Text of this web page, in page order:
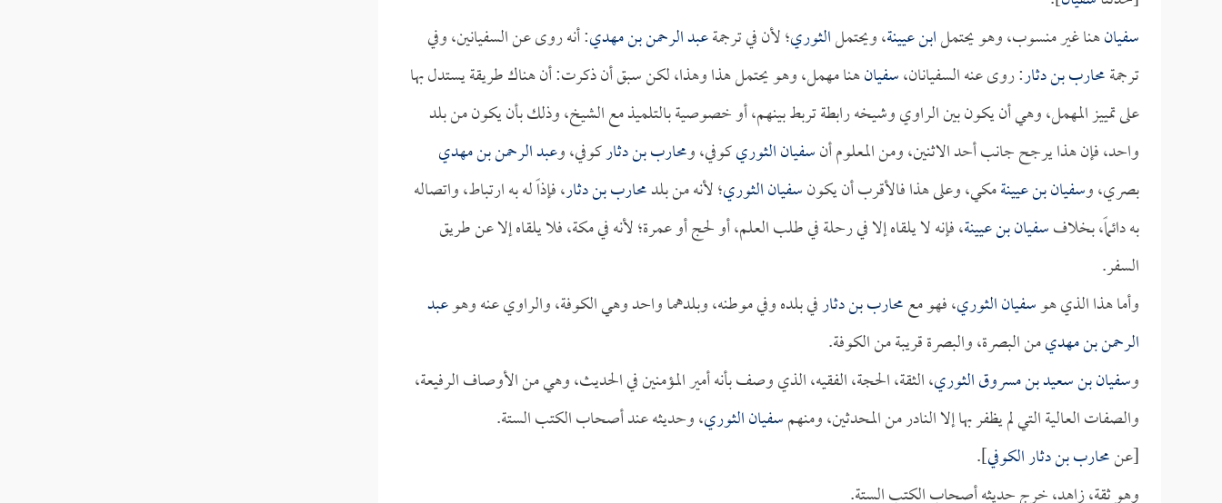
سفيانهنا غير منسوب، وهو يحتملابن عيينة، ويحتملالثوري؛ لأن في ترجمةعبد الرحمن بن مهدي: أنه روى عن السفيانين، وفي
ترجمةمحارب بن دثار: روى عنه السفيانان،سفيانهنا مهمل، وهو يحتمل هذا وهذا، لكن سبق أن ذكرت: أن هناك طريقة يستدل بها
على تمييز المهمل، وهي أن يكون بين الراوي وشيخه رابطة تربط بينهم، أو خصوصية بالتلميذ مع الشيخ، وذلك بأن يكون من بلد
واحد، فإن هذا يرجح جانب أحد الاثنين، ومن المعلوم أنسفيان الثوريكوفي، ومحارب بن دثاركوفي، وعبد الرحمن بن مهدي
بصري، وسفيان بن عيينةمكي، وعلى هذا فالأقرب أن يكونسفيان الثوري؛ لأنه من بلدمحارب بن دثار، فإذاً له به ارتباط، واتصاله
به دائماً، بخلافسفيان بن عيينة، فإنه لا يلقاه إلا في رحلة في طلب العلم، أو لحج أو عمرة؛ لأنه في مكة، فلا يلقاه إلا عن طريق
السفر.
وأما هذا الذي هوسفيان الثوري، فهو معمحارب بن دثارفي بلده وفي موطنه، وبلدهما واحد وهي الكوفة، والراوي عنه وهوعبد
الرحمن بن مهديمن البصرة، والبصرة قريبة من الكوفة.
وسفيان بن سعيد بن مسروق الثوري، الثقة، الحجة، الفقيه، الذي وصف بأنه أمير المؤمنين في الحديث، وهي من الأوصاف الرفيعة،
والصفات العالية التي لم يظفر بها إلا النادر من المحدثين، ومنهمسفيان الثوري، وحديثه عند أصحاب الكتب الستة.
[عنمحارب بن دثار الكوفي].